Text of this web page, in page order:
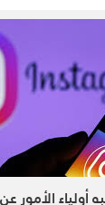
أولياء الأمور